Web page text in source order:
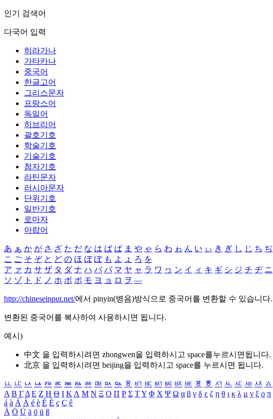
인기 검색어
다국어 입력
히라가나
가타카나
중국어
한글고어
그리스문자
프랑스어
독일어
히브리어
괄호기호
학술기호
기술기호
첨자기호
라틴문자
러시아문자
단위기호
일반기호
로마자
아랍어
あ ぁ か が さ ざ た だ な は ば ぱ ま や ゃ ら わ ゎ ん い ぃ き ぎ し じ ち ぢ
こ ご そ ぞ と ど の ほ ぼ ぽ も よ ょ ろ を
ア ァ カ サ ザ タ ダ ナ ハ バ パ マ ヤ ャ ラ ワ ヮ ン イ ィ キ ギ シ ジ チ ヂ ニ
ソ ゾ ト ド ノ ホ ボ ポ モ ヨ ョ ロ ヲ ―
http://chineseinput.net/에서 pinyin(병음)방식으로 중국어를 변환할 수 있습니다.
변환된 중국어를 복사하여 사용하시면 됩니다.
예시)
中文 을 입력하시려면 zhongwen을 입력하시고 space를누르시면됩니다.
北京 을 입력하시려면 beijing을 입력하시고 space를 누르시면 됩니다.
ㅥ ㅦ ㅧ ㅨ ㅩ ㅪ ㅫ ㅬ ㅭ ㅮ ㅯ ㅰ ㅱ ㅲ ㅳ ㅴ ㅵ ㅶ ㅷ ㅸ ㅹ ㅺ ㅻ ㅼ ㅽ ㅾ ㅿ
Α Β ΓΔ Ε Ζ Η Θ Ι ΚΛ Μ Ν Ξ Ο Π Ρ Σ ΤΥ Φ Χ Ψ Ω α β γ δ ε ζ η θ ι κ λ μ ν ξ ο π
á à Á À é è É È ç Ç ê
Ä Ö Ü ä ö ü ß